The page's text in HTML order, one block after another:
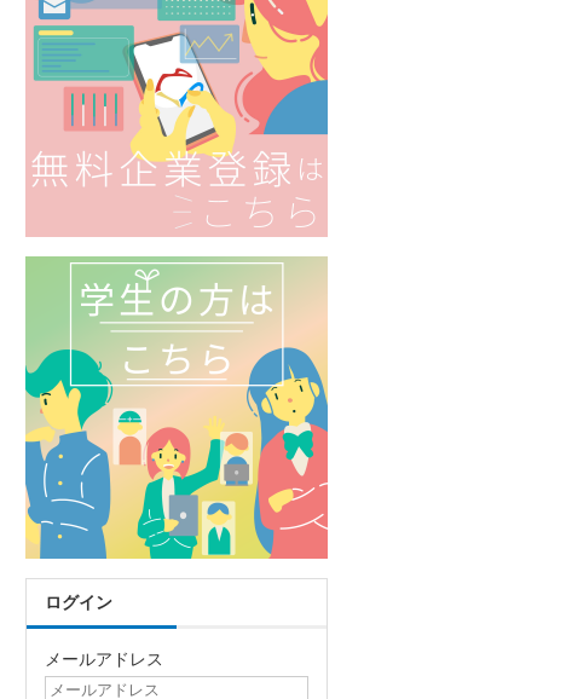
ログイン
メールアドレス